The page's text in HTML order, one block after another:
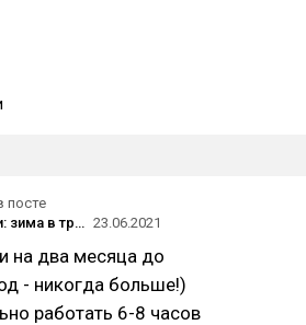
посте
Удалёнка на Бали: зима в тропиках, корона-прайс и рыбалка на акул 23.06.2021
на два месяца до
- никогда больше!)
работать 6-8 часов